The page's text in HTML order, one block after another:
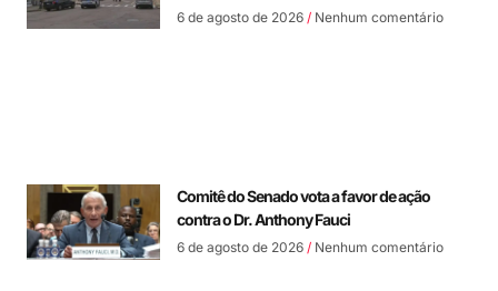
6 de agosto de 2026 Nenhum comentário
Comitê do Senado vota a favor de ação
contra o Dr. Anthony Fauci
6 de agosto de 2026 Nenhum comentário